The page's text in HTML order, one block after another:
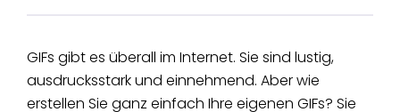
GIFs gibt es überall im Internet. Sie sind lustig,
ausdrucksstark und einnehmend. Aber wie
erstellen Sie ganz einfach Ihre eigenen GIFs? Sie